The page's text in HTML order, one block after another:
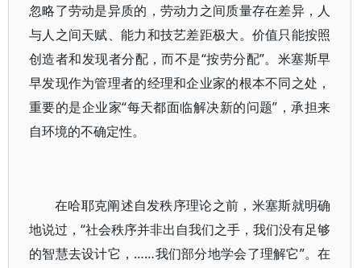
忽略了劳动是异质的，劳动力之间质量存在差异，人
与人之间天赋、能力和技艺差距极大。价值只能按照
创造者和发现者分配，而不是“按劳分配”。米塞斯早
早发现作为管理者的经理和企业家的根本不同之处，
重要的是企业家“每天都面临解决新的问题”，承担来
自环境的不确定性。
在哈耶克阐述自发秩序理论之前，米塞斯就明确
地说过，“社会秩序并非出自我们之手，我们没有足够
的智慧去设计它，……我们部分地学会了理解它”。在